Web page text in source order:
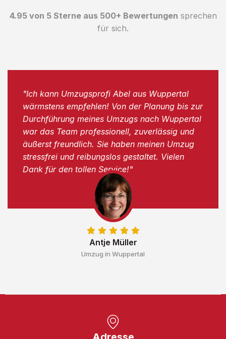
4.95 von 5 Sterne aus 500+ Bewertungen sprechen
für sich.
Antje Müller
Umzug in Wuppertal
"Ich kann Umzugsprofi Abel aus Wuppertal
wärmstens empfehlen! Von der Planung bis zur
Durchführung meines Umzugs nach Wuppertal
war das Team professionell, zuverlässig und
äußerst freundlich. Sie haben meinen Umzug
stressfrei und reibungslos gestaltet. Vielen
Dank für den tollen Service!"